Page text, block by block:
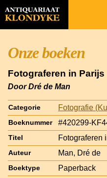
Onze boeken
Fotograferen in Parijs
Door Dré de Man
Categorie Fotografie
Boeknummer #420299-
Titel Fotograferen
Auteur Man, Dré de
Boektype Paperback